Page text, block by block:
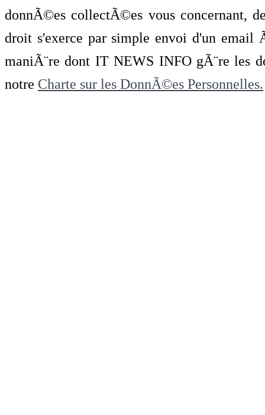
donnÃ©es collectÃ©es vous concernant,
droit s'exerce par simple envoi d'un
maniÃ¨re dont IT NEWS INFO gÃ¨re les
notre Charte sur les DonnÃ©es Personnelles.